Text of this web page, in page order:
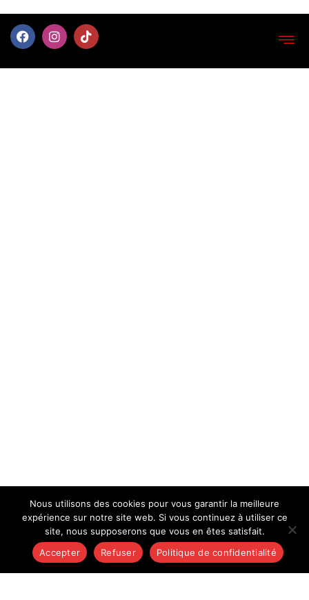
Nous utilisons des cookies pour vous garantir la meilleure
expérience sur notre site web. Si vous continuez à utiliser ce
site, nous supposerons que vous en êtes satisfait.
Accepter
Refuser Politique de confidentialité